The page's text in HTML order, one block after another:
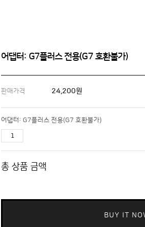
어댑터: G7플러스 전용(G7 호환불가)
판매가격 24,200원
어댑터: G7플러스 전용(G7 호환불가)
총 상품 금액
BUY IT